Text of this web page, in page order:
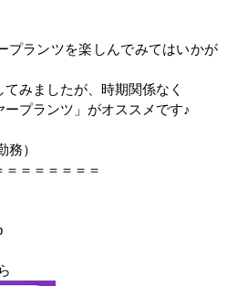
プランツを楽しんでみてはいかが
みましたが、時期関係なく
ープランツ」がオススメです♪
務）
＝＝＝＝＝＝＝